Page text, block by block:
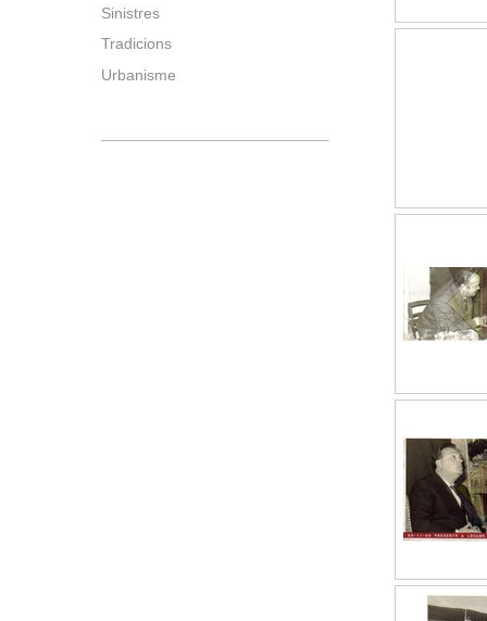
Sinistres
Tradicions
Urbanisme